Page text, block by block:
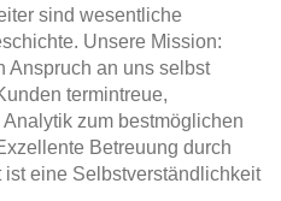
sind wesentliche
Unsere Mission:
Anspruch an uns selbst
termintreue,
zum bestmöglichen
Betreuung durch
eine Selbstverständlichkeit